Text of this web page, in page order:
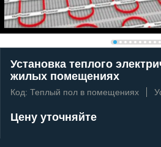
Установка теплого
жилых помещениях
Код: Теплый пол в помещениях
Цену уточняйте